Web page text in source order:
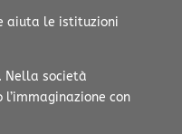
aiuta le istituzioni
Nella società
con